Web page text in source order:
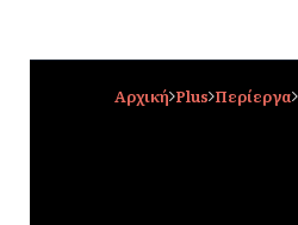
Αρχική Plus Περίεργα